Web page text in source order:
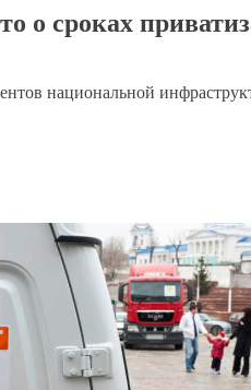
о сроках
национальной